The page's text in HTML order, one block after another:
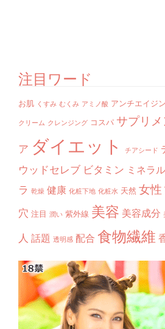
注目ワード
お肌 くすみ むくみ アミノ酸 アンチエイジ
クリーム クレンジング コスパ サプリメ
ア ダイエット チアシード
ウッドセレブ ビタミン ミネラル
ラ 乾燥 健康 化粧下地 化粧水 天然 女性
穴 注目 潤い 紫外線 美容 美容成分
人 話題 透明感 配合 食物繊維